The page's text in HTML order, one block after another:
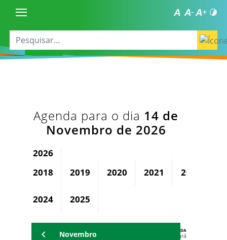
Agenda para o dia 14 de
Novembro de 2026
2026
2018
2019 2020 2021 2022
2024 2025
AGENDA
Polícia Militar do Ceará
Novembro